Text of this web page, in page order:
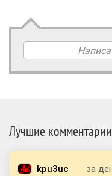
Лучшие комментарии
kpu3uc за